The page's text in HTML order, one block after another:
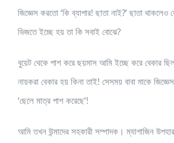
জিজ্ঞেস করতো ‘কি ব্যাপার! ছাতা নাই?’ ছাতা
ভিজতে ইচ্ছে হয় তা কি সবাই বোঝে?
বুয়েট থেকে পাশ করে ছয়মাস আমি ইচ্ছে করে বেকার
নায়করা বেকার হয় কিনা তাই! সেসময় বাবা মাকে
‘ছেলে মাত্র পাশ করেছে’!
আমি তখন উন্মাদের সহকারী সম্পাদক। ম্যাগাজিন